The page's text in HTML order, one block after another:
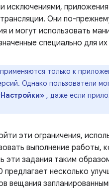
исключениями,
Они по-
и могут использовать
специально для
только к
Однако пользователи
, даже если
эти ограничения,
выполнение работы,
задания таким
несколько
вещания